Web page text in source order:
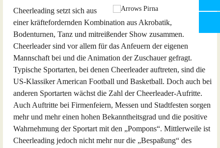
Cheerleading setzt sich aus
einer kräftefordernden Kombination aus Akrobatik,
Bodenturnen, Tanz und mitreißender Show zusammen.
Cheerleader sind vor allem für das Anfeuern der eigenen
Mannschaft bei und die Animation der Zuschauer gefragt.
Typische Sportarten, bei denen Cheerleader auftreten, sind die
US-Klassiker American Football und Basketball. Doch auch bei
anderen Sportarten wächst die Zahl der Cheerleader-Aufritte.
Auch Auftritte bei Firmenfeiern, Messen und Stadtfesten sorgen
mehr und mehr einen hohen Bekanntheitsgrad und die positive
Wahrnehmung der Sportart mit den „Pompons“. Mittlerweile ist
Cheerleading jedoch nicht mehr nur die „Bespaßung“ des